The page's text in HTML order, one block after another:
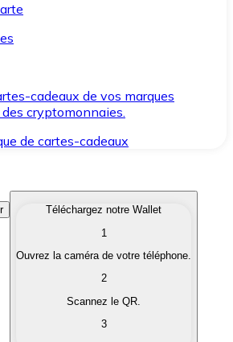
cadeaux de vos marques
cryptomonnaies.
de cartes-cadeaux
qui vous intéressent
cryptomonnaies en monnaie
Téléchargez notre Wallet
1
Ouvrez la caméra de votre téléphone.
2
Scannez le QR.
3